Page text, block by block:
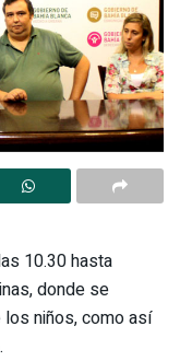
10.30 hasta
donde se
niños, como así